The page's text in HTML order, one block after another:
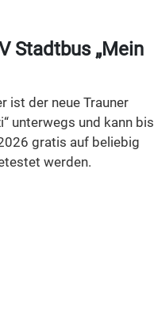
Stadtbus „Mein
ist der neue Trauner
unterwegs und kann bis
gratis auf beliebig
werden.